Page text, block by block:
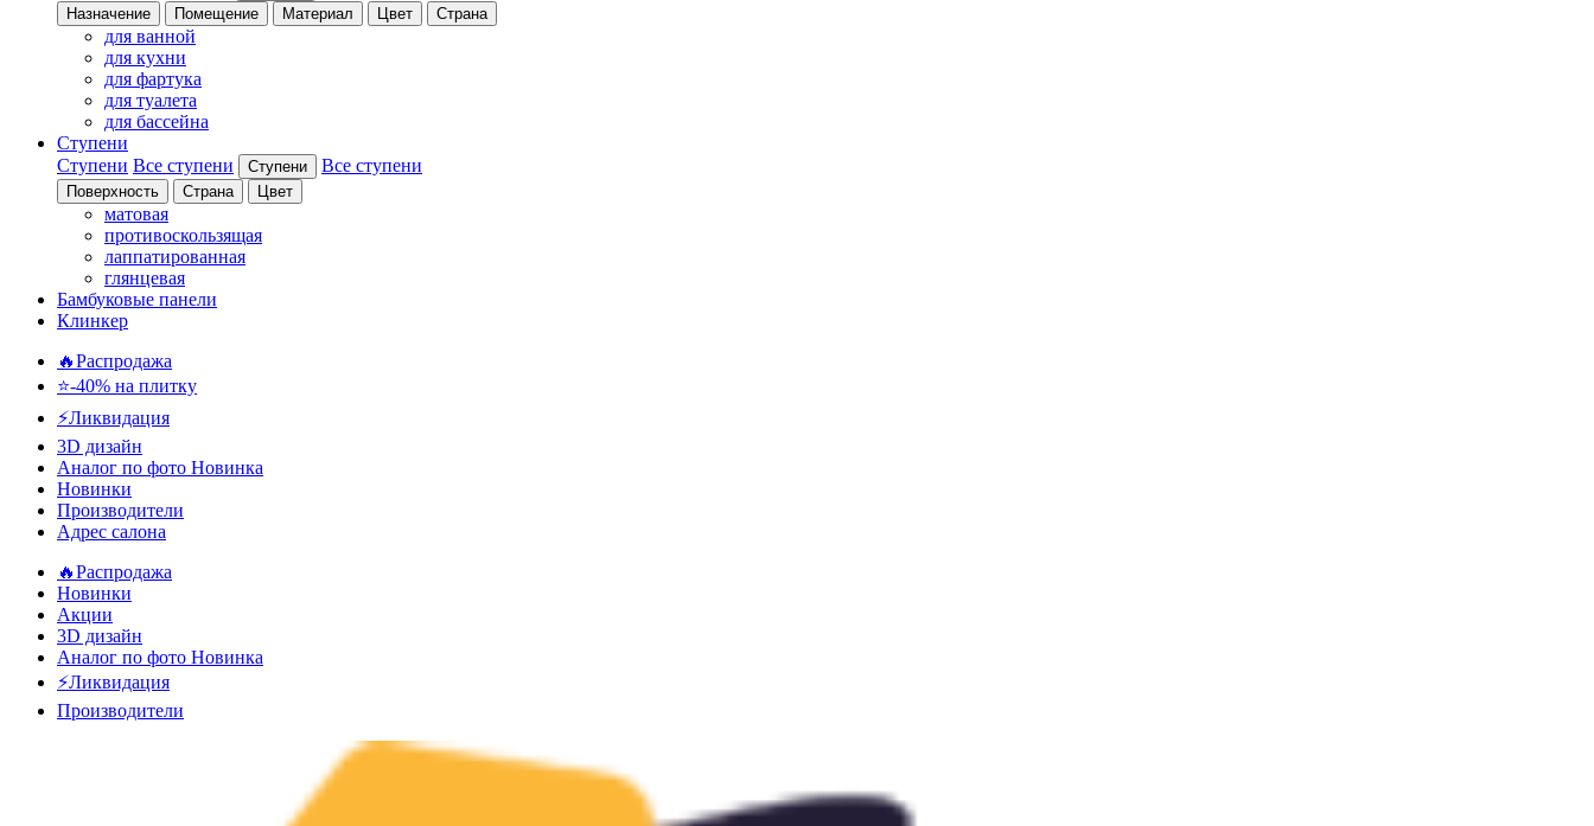
Назначение Помещение Материал Цвет Страна
для ванной
для кухни
для фартука
для туалета
для бассейна
Ступени
Ступени Все ступени Ступени Все ступени
Поверхность Страна Цвет
матовая
противоскользящая
лаппатированная
глянцевая
Бамбуковые панели
Клинкер
🔥Распродажа
⭐-40% на плитку
⚡️Ликвидация
3D дизайн
Аналог по фото Новинка
Новинки
Производители
Адрес салона
🔥Распродажа
Новинки
Акции
3D дизайн
Аналог по фото Новинка
⚡Ликвидация
Производители